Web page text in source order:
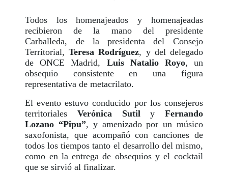
Todos los homenajeados y homenajeadas
recibieron de la mano del presidente
Carballeda, de la presidenta del Consejo
Territorial,Teresa Rodríguez, y del delegado
de ONCE Madrid, Luis Natalio Royo, un
obsequio consistente en una figura
representativa de metacrilato.
El evento estuvo conducido por los consejeros
territoriales Verónica Sutily Fernando
Lozano “Pipu”, y amenizado por un músico
saxofonista, que acompañó con canciones de
todos los tiempos tanto el desarrollo del mismo,
como en la entrega de obsequios y el cocktail
que se sirvió al finalizar.